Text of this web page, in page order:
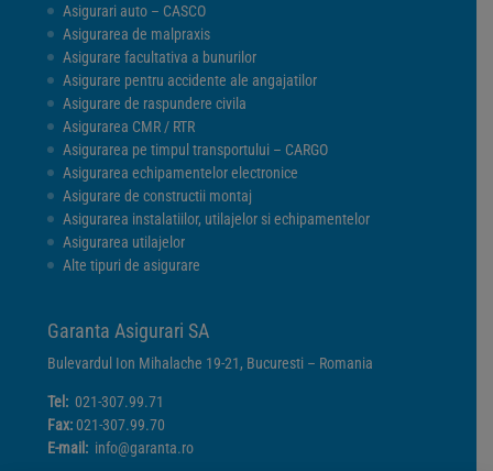
Asigurari auto – CASCO
Asigurarea de malpraxis
Asigurare facultativa a bunurilor
Asigurare pentru accidente ale angajatilor
Asigurare de raspundere civila
Asigurarea CMR / RTR
Asigurarea pe timpul transportului – CARGO
Asigurarea echipamentelor electronice
Asigurare de constructii montaj
Asigurarea instalatiilor, utilajelor si echipamentelor
Asigurarea utilajelor
Alte tipuri de asigurare
Garanta Asigurari SA
Bulevardul Ion Mihalache 19-21, Bucuresti – Romania
Tel: 021-307.99.71
Fax:021-307.99.70
E-mail: info@garanta.ro